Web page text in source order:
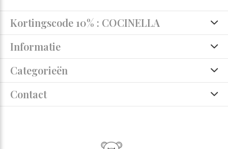
Kortingscode 10% : COCINELLA
Informatie
Categorieën
Contact